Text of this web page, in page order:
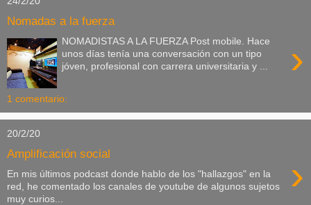
Nomadas a la fuerza
›
NOMADISTAS A LA FUERZA Post mobile. Hace
unos días tenía una conversación con un tipo
jóven, profesional con carrera universitaria y ...
1 comentario:
20/2/20
Amplificación social ›
En mis últimos podcast donde hablo de los "hallazgos" en la
red, he comentado los canales de youtube de algunos sujetos
muy curios...